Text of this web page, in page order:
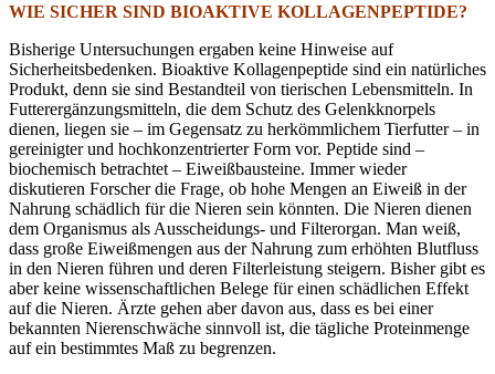
WIE SICHER SIND BIOAKTIVE KOLLAGENPEPTIDE?
Bisherige Untersuchungen ergaben keine Hinweise auf
Sicherheitsbedenken. Bioaktive Kollagenpeptide sind ein natürliches
Produkt, denn sie sind Bestandteil von tierischen Lebensmitteln. In
Futterergänzungsmitteln, die dem Schutz des Gelenkknorpels
dienen, liegen sie – im Gegensatz zu herkömmlichem Tierfutter – in
gereinigter und hochkonzentrierter Form vor. Peptide sind –
biochemisch betrachtet – Eiweißbausteine. Immer wieder
diskutieren Forscher die Frage, ob hohe Mengen an Eiweiß in der
Nahrung schädlich für die Nieren sein könnten. Die Nieren dienen
dem Organismus als Ausscheidungs- und Filterorgan. Man weiß,
dass große Eiweißmengen aus der Nahrung zum erhöhten Blutfluss
in den Nieren führen und deren Filterleistung steigern. Bisher gibt es
aber keine wissenschaftlichen Belege für einen schädlichen Effekt
auf die Nieren. Ärzte gehen aber davon aus, dass es bei einer
bekannten Nierenschwäche sinnvoll ist, die tägliche Proteinmenge
auf ein bestimmtes Maß zu begrenzen.